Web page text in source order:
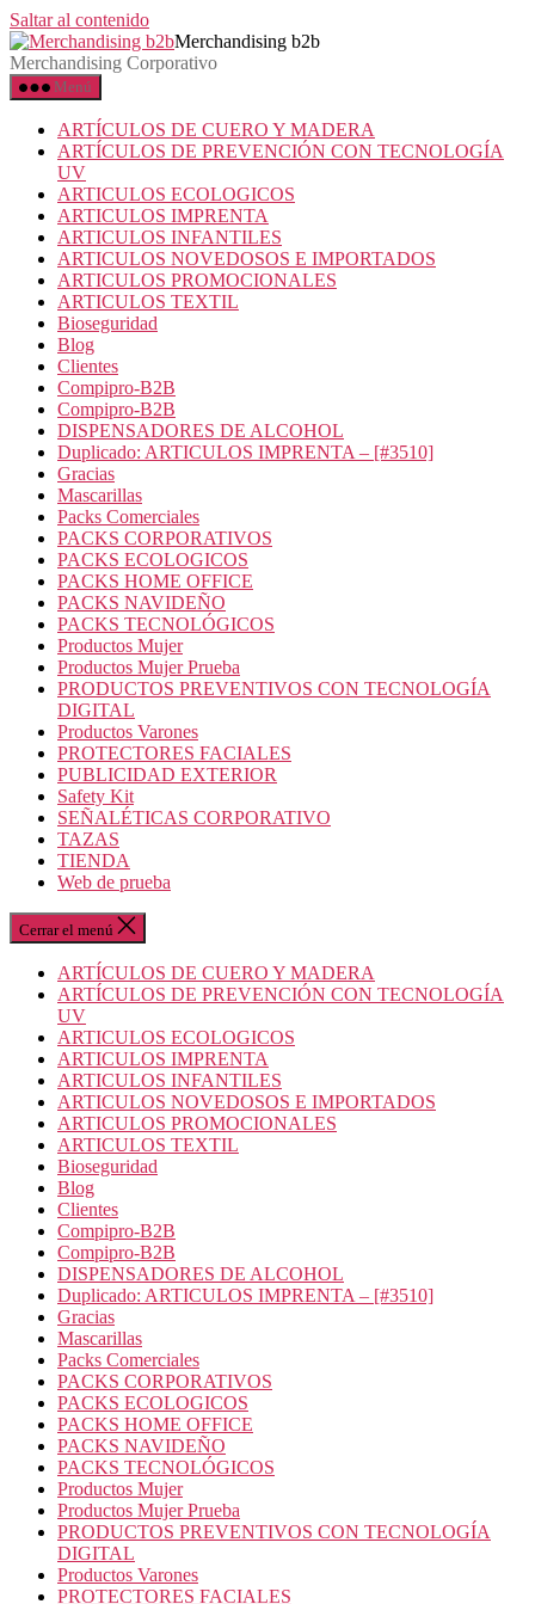
Saltar al contenido
Merchandising b2b
Merchandising Corporativo
Menú
ARTÍCULOS DE CUERO Y MADERA
ARTÍCULOS DE PREVENCIÓN CON TECNOLOGÍA
UV
ARTICULOS ECOLOGICOS
ARTICULOS IMPRENTA
ARTICULOS INFANTILES
ARTICULOS NOVEDOSOS E IMPORTADOS
ARTICULOS PROMOCIONALES
ARTICULOS TEXTIL
Bioseguridad
Blog
Clientes
Compipro-B2B
Compipro-B2B
DISPENSADORES DE ALCOHOL
Duplicado: ARTICULOS IMPRENTA – [#3510]
Gracias
Mascarillas
Packs Comerciales
PACKS CORPORATIVOS
PACKS ECOLOGICOS
PACKS HOME OFFICE
PACKS NAVIDEÑO
PACKS TECNOLÓGICOS
Productos Mujer
Productos Mujer Prueba
PRODUCTOS PREVENTIVOS CON TECNOLOGÍA
DIGITAL
Productos Varones
PROTECTORES FACIALES
PUBLICIDAD EXTERIOR
Safety Kit
SEÑALÉTICAS CORPORATIVO
TAZAS
TIENDA
Web de prueba
Cerrar el menú
ARTÍCULOS DE CUERO Y MADERA
ARTÍCULOS DE PREVENCIÓN CON TECNOLOGÍA
UV
ARTICULOS ECOLOGICOS
ARTICULOS IMPRENTA
ARTICULOS INFANTILES
ARTICULOS NOVEDOSOS E IMPORTADOS
ARTICULOS PROMOCIONALES
ARTICULOS TEXTIL
Bioseguridad
Blog
Clientes
Compipro-B2B
Compipro-B2B
DISPENSADORES DE ALCOHOL
Duplicado: ARTICULOS IMPRENTA – [#3510]
Gracias
Mascarillas
Packs Comerciales
PACKS CORPORATIVOS
PACKS ECOLOGICOS
PACKS HOME OFFICE
PACKS NAVIDEÑO
PACKS TECNOLÓGICOS
Productos Mujer
Productos Mujer Prueba
PRODUCTOS PREVENTIVOS CON TECNOLOGÍA
DIGITAL
Productos Varones
PROTECTORES FACIALES